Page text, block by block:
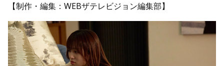
【制作・編集：WEBザテレビジョン編集部】